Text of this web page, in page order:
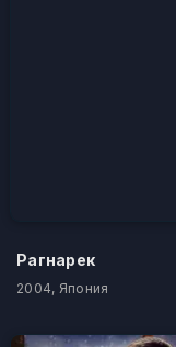
Рагнарек
2004, Япония